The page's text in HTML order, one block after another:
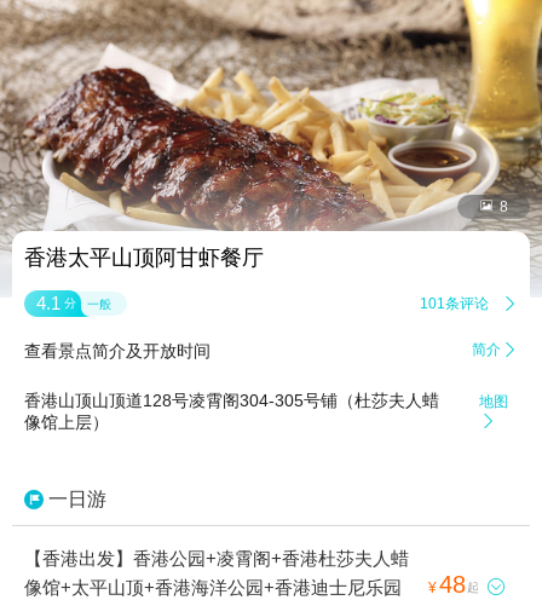
 8
香港太平山顶阿甘虾餐厅
4.1 分 一般 101条评论 
查看景点简介及开放时间 简介 
香港山顶山顶道128号凌霄阁304-305号铺（杜莎夫人蜡
像馆上层）
地图

一日游
【香港出发】香港公园+凌霄阁+香港杜莎夫人蜡
像馆+太平山顶+香港海洋公园+香港迪士尼乐园
¥48起 
